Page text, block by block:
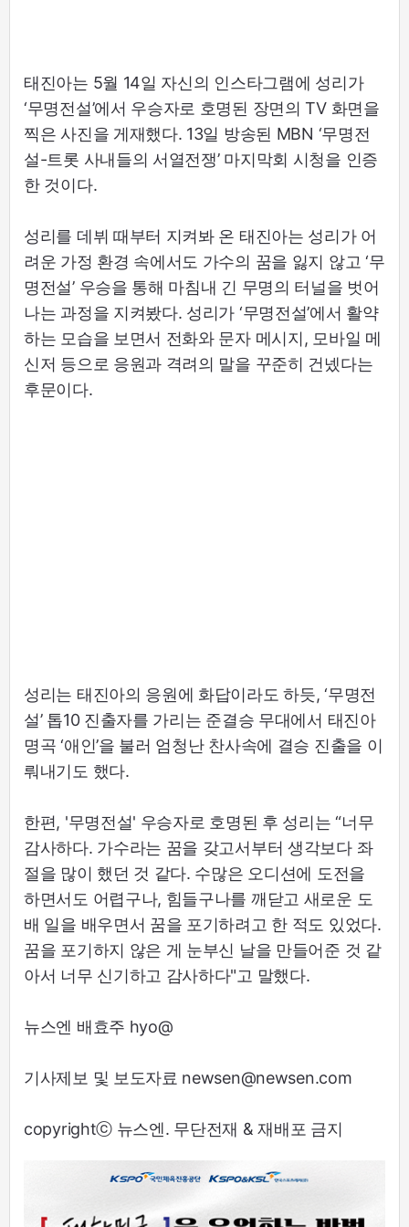
태진아는 5월 14일 자신의 인스타그램에 성리가
‘무명전설’에서 우승자로 호명된 장면의 TV 화면을
찍은 사진을 게재했다. 13일 방송된 MBN ‘무명전
설-트롯 사내들의 서열전쟁’ 마지막회 시청을 인증
한 것이다.
성리를 데뷔 때부터 지켜봐 온 태진아는 성리가 어
려운 가정 환경 속에서도 가수의 꿈을 잃지 않고 ‘무
명전설’ 우승을 통해 마침내 긴 무명의 터널을 벗어
나는 과정을 지켜봤다. 성리가 ‘무명전설’에서 활약
하는 모습을 보면서 전화와 문자 메시지, 모바일 메
신저 등으로 응원과 격려의 말을 꾸준히 건넸다는
후문이다.
성리는 태진아의 응원에 화답이라도 하듯, ‘무명전
설’ 톱10 진출자를 가리는 준결승 무대에서 태진아
명곡 ‘애인’을 불러 엄청난 찬사속에 결승 진출을 이
뤄내기도 했다.
한편, '무명전설' 우승자로 호명된 후 성리는 “너무
감사하다. 가수라는 꿈을 갖고서부터 생각보다 좌
절을 많이 했던 것 같다. 수많은 오디션에 도전을
하면서도 어렵구나, 힘들구나를 깨닫고 새로운 도
배 일을 배우면서 꿈을 포기하려고 한 적도 있었다.
꿈을 포기하지 않은 게 눈부신 날을 만들어준 것 같
아서 너무 신기하고 감사하다"고 말했다.
뉴스엔 배효주 hyo@
기사제보 및 보도자료 newsen@newsen.com
copyrightⓒ 뉴스엔. 무단전재 & 재배포 금지